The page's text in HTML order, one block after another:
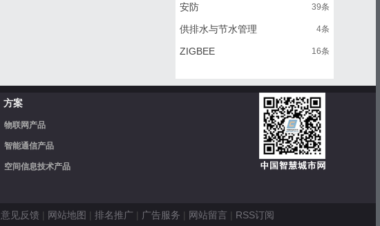
39条
安防
4条
供排水与节水管理
16条
ZIGBEE
方案
物联网产品
智能通信产品
空间信息技术产品
意见反馈 | 网站地图 | 排名推广 | 广告服务 | 网站留言 | RSS订阅